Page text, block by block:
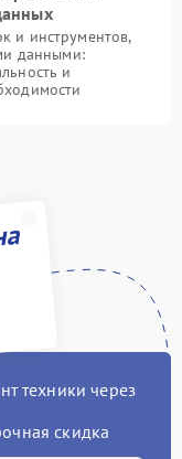
и инструментов,
данными:
и
техники через
скидка